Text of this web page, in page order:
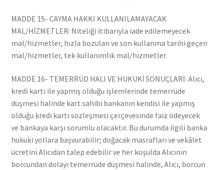
MADDE 15- CAYMA HAKKI KULLANILAMAYACAK
MAL/HİZMETLER: Niteliği itibarıyla iade edilemeyecek
mal/hizmetler, hızla bozulan ve son kullanma tarihi geçen
mal/hizmetler, tek kullanımlık mal/hizmetler.
MADDE 16- TEMERRÜD HALI VE HUKUKİ SONUÇLARI: Alıcı,
kredi kartı ile yapmış olduğu işlemlerinde temerrüde
düşmesi halinde kart sahibi bankanın kendisi ile yapmış
olduğu kredi kartı sözleşmesi çerçevesinde faiz ödeyecek
ve bankaya karşı sorumlu olacaktır. Bu durumda ilgili banka
hukuki yollara başvurabilir; doğacak masrafları ve vekâlet
ücretini Alıcıdan talep edebilir ve her koşulda Alıcının
borcundan dolayı temerrüde düşmesi halinde, Alıcı, borcun